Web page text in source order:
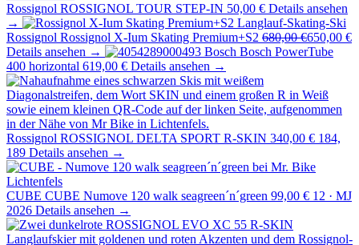
Rossignol ROSSIGNOL TOUR STEP-IN 50,00 € Details ansehen
→
Rossignol Rossignol X-Ium Skating Premium+S2 680,00 €650,00 €
Details ansehen →
Bosch Bosch PowerTube
400 horizontal 619,00 € Details ansehen →
Rossignol ROSSIGNOL DELTA SPORT R-SKIN 340,00 € 184,
189 Details ansehen →
CUBE CUBE Numove 120 walk seagreen´n´green 99,00 € 12 · MJ
2026 Details ansehen →